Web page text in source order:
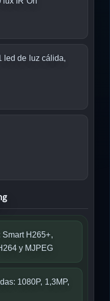
led de luz cálida,
H265+,
y MJPEG
1080P, 1,3MP,